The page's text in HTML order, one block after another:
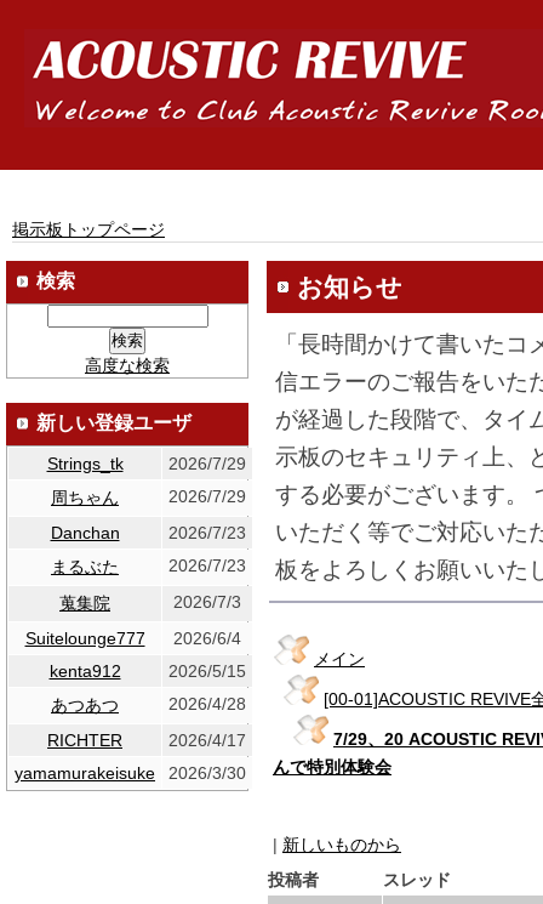
掲示板トップページ
お知らせ
「長時間かけて書いた
信エラーのご報告をいた
が経過した段階で、タイ
示板のセキュリティ上、
する必要がございます。
いただく等でご対応いた
板をよろしくお願いいた
メイン
[00-01]ACOUSTIC REVIVE
7/29、20 ACOUSTIC
んで特別体験会
| 新しいものから
投稿者
スレッド
検索
高度な検索
新しい登録ユーザ
Strings_tk
2026/7/29
周ちゃん
2026/7/29
Danchan
2026/7/23
まるぶた
2026/7/23
蒐集院
2026/7/3
Suitelounge777
2026/6/4
kenta912
2026/5/15
あつあつ
2026/4/28
RICHTER
2026/4/17
yamamurakeisuke
2026/3/30